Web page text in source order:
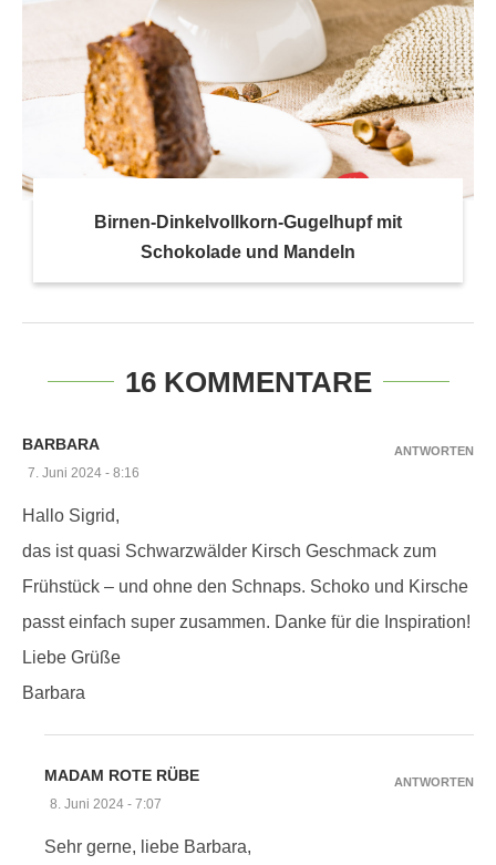
Birnen-Dinkelvollkorn-Gugelhupf mit
Schokolade und Mandeln
16 KOMMENTARE
BARBARA
7. Juni 2024 - 8:16
Hallo Sigrid,
das ist quasi Schwarzwälder Kirsch Geschmack zum
Frühstück – und ohne den Schnaps. Schoko und Kirsche
passt einfach super zusammen. Danke für die Inspiration!
Liebe Grüße
Barbara
ANTWORTEN
MADAM ROTE RÜBE
8. Juni 2024 - 7:07
Sehr gerne, liebe Barbara,
ANTWORTEN